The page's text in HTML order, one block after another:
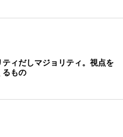
ィだしマジョリティ。視点を
るもの